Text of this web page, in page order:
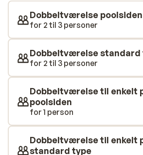
lækker is fra poolbaren, når du ligger
Underholdningsteamet sørger for
dagen og om aftenen, for unge og
fuldstændig afslapning tilbyder Hotel
sauna og jacuzzi.
Dobbeltværelse poolsiden
for 2 til 3 personer
Dobbeltværelse standard
for 2 til 3 personer
Dobbeltværelse til enkelt
poolsiden
for 1 person
Dobbeltværelse til enkelt
standard type